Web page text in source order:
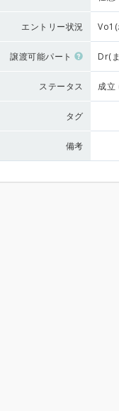
エントリー状況 Vo1(
譲渡可能パート Dr(
ステータス 成立
タグ
備考